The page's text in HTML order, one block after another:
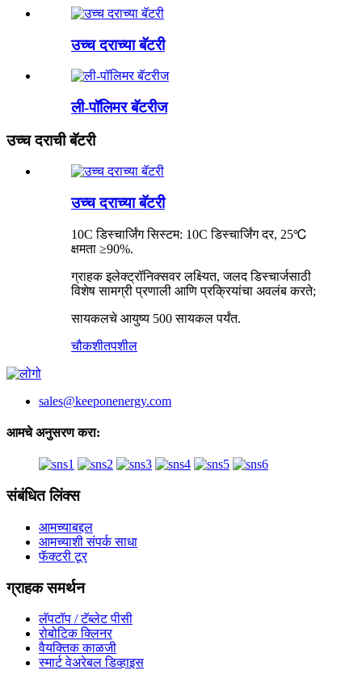
उच्च दराच्या बॅटरी
ली-पॉलिमर बॅटरीज
उच्च दराची बॅटरी
उच्च दराच्या बॅटरी
10C डिस्चार्जिंग सिस्टम: 10C डिस्चार्जिंग दर, 25℃
क्षमता ≥90%.
ग्राहक इलेक्ट्रॉनिक्सवर लक्ष्यित, जलद डिस्चार्जसाठी
विशेष सामग्री प्रणाली आणि प्रक्रियांचा अवलंब करते;
सायकलचे आयुष्य 500 सायकल पर्यंत.
चौकशीतपशील
sales@keeponenergy.com
आमचे अनुसरण करा:
संबंधित लिंक्स
आमच्याबद्दल
आमच्याशी संपर्क साधा
फॅक्टरी टूर
ग्राहक समर्थन
लॅपटॉप / टॅब्लेट पीसी
रोबोटिक क्लिनर
वैयक्तिक काळजी
स्मार्ट वेअरेबल डिव्हाइस